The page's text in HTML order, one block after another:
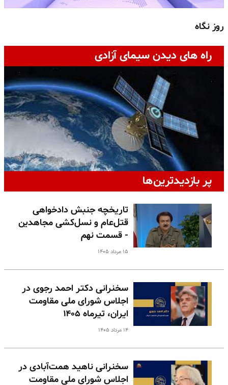
روز نگاه
راه های دیدن سیمای آزادی
پر بازدیدترین‌ها
تاریخچه جنبش دادخواهی
قتل‌عام و نسل‌کشی مجاهدین
- قسمت نهم
۱۵ مرداد ۱۴۰۵
سخنرانی دکتر احمد رجوی در
اجلاس شورای ملی مقاومت
ایران، تیرماه ۱۴۰۵
۱۴ مرداد ۱۴۰۵
سخنرانی ناهید همت‌آبادی در
اجلاس شورای ملی مقاومت